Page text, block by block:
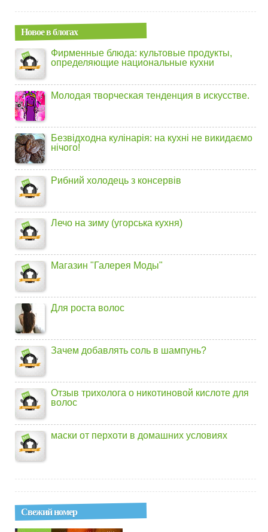
Новое в блогах
Фирменные блюда: культовые продукты,
определяющие национальные кухни
Молодая творческая тенденция в искусстве.
Безвідходна кулінарія: на кухні не викидаємо
нічого!
Рибний холодець з консервів
Лечо на зиму (угорська кухня)
Магазин "Галерея Моды"
Для роста волос
Зачем добавлять соль в шампунь?
Отзыв трихолога о никотиновой кислоте для
волос
маски от перхоти в домашних условиях
Свежий номер